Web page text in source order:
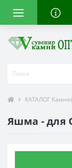
КАТАЛОГ
Яшма - для